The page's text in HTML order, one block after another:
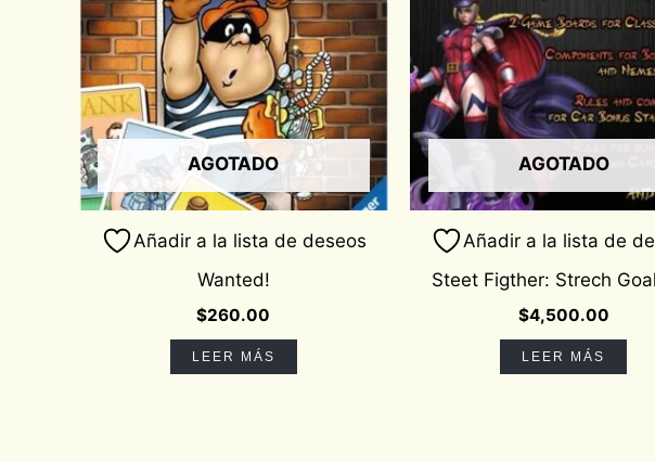
AGOTADO
Añadir a la lista de deseos
Wanted!
$260.00
LEER MÁS
AGOTADO
Añadir a la lista de
Steet Figther: Strech
$4,500.00
LEER MÁS